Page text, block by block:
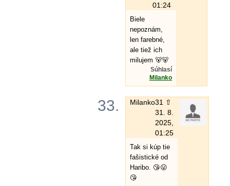
01:24
Biele
nepoznám,
len farebné,
ale tiež ich
milujem 🐻🐻
Súhlasí
Milanko
33. Milanko31 ⇧
31. 8.
2025,
01:25
Tak si kúp tie
fašistické od
Haribo. 😘😛
😘